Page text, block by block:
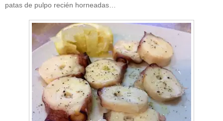
patas de pulpo recién horneadas…